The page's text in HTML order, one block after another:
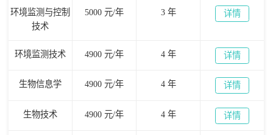
环境监测与控制
技术
5000 元/年 3 年 详情
环境监测技术 4900 元/年 4 年 详情
生物信息学 4900 元/年 4 年 详情
生物技术 4900 元/年 4 年 详情